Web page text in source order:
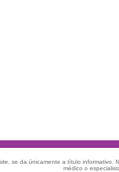
se da únicamente a título
médico o